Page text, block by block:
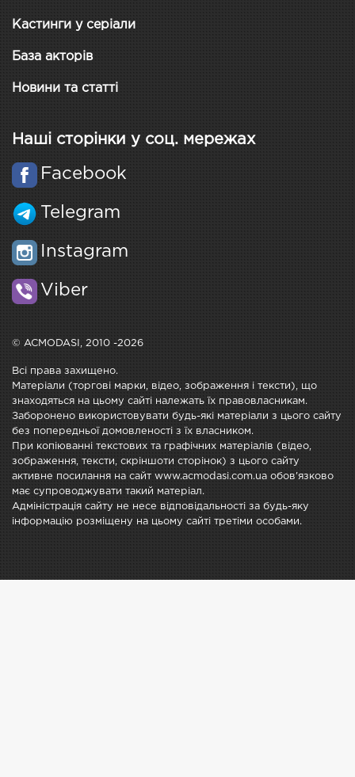
Кастинги у серіали
База акторів
Новини та статті
Наші сторінки у соц. мережах
Facebook
Telegram
Instagram
Viber
© ACMODASI, 2010 -2026
Всі права захищено.
Матеріали (торгові марки, відео, зображення і тексти), що
знаходяться на цьому сайті належать їх правовласникам.
Заборонено використовувати будь-які матеріали з цього сайту
без попередньої домовленості з їх власником.
При копіюванні текстових та графічних матеріалів (відео,
зображення, тексти, скріншоти сторінок) з цього сайту
активне посилання на сайт www.acmodasi.com.ua обов'язково
має супроводжувати такий матеріал.
Адміністрація сайту не несе відповідальності за будь-яку
інформацію розміщену на цьому сайті третіми особами.